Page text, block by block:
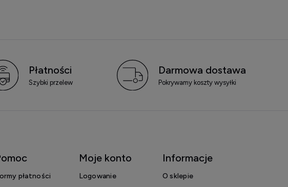
Płatności
Szybki przelew
Darmowa dostawa
Pokrywamy koszty wysyłki
płatności
Moje konto
Logowanie
Informacje
O sklepie